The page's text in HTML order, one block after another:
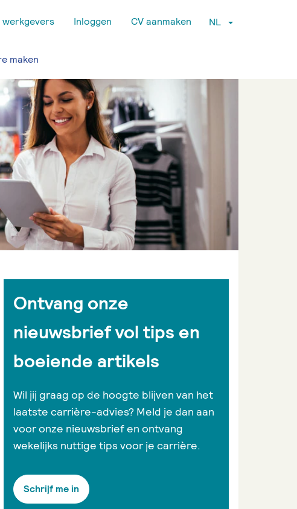
Inloggen CV aanmaken NL
maken
Ontvang onze
nieuwsbrief vol tips en
boeiende artikels
Wil jij graag op de hoogte blijven van het
laatste carrière-advies? Meld je dan aan
voor onze nieuwsbrief en ontvang
wekelijks nuttige tips voor je carrière.
Schrijf me in